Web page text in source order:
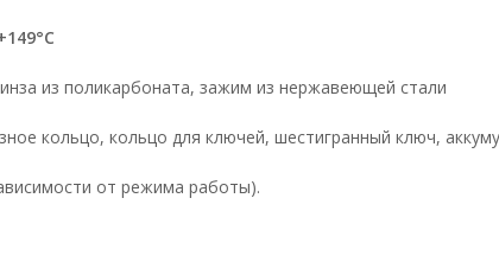
из поликарбоната, зажим из нержавеющей стали
кольцо, кольцо для ключей, шестигранный ключ,
от режима работы).